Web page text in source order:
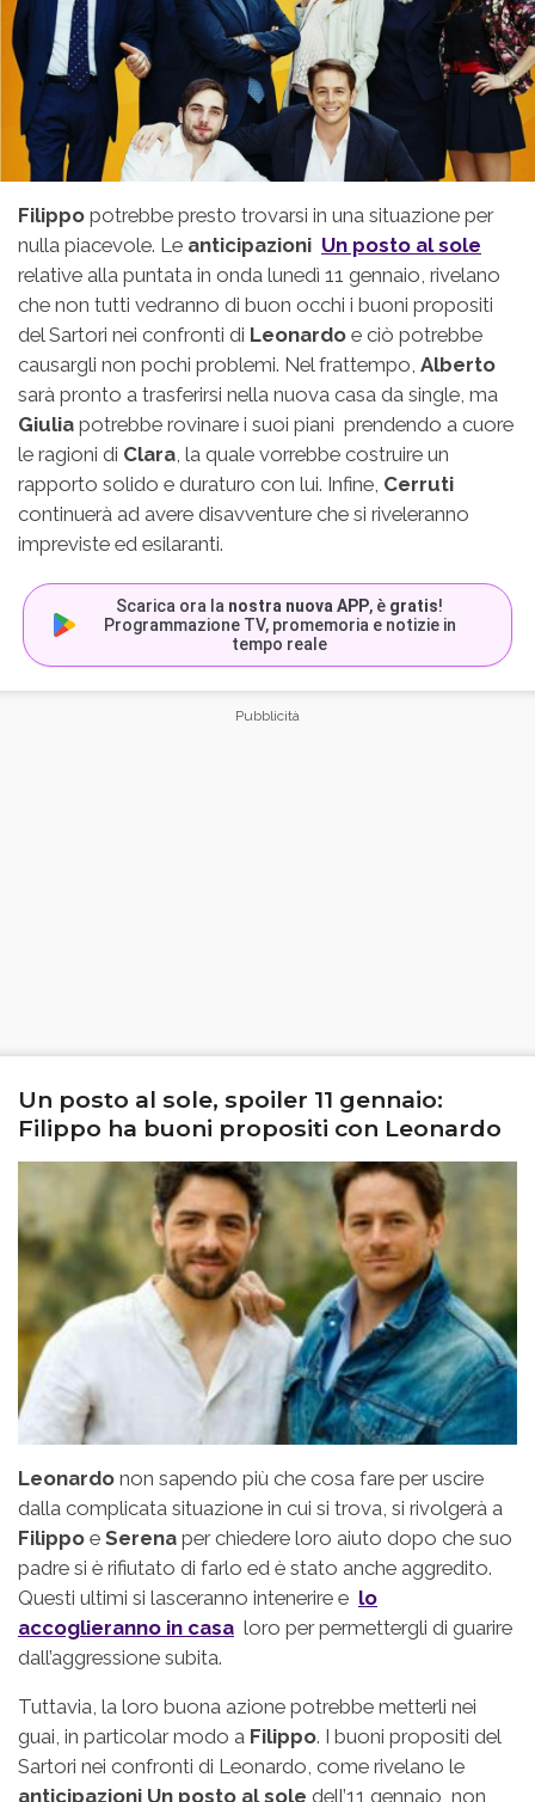
Filippo potrebbe presto trovarsi in una situazione per
nulla piacevole. Le anticipazioni Un posto al sole
relative alla puntata in onda lunedì 11 gennaio, rivelano
che non tutti vedranno di buon occhi i buoni propositi
del Sartori nei confronti di Leonardo e ciò potrebbe
causargli non pochi problemi. Nel frattempo, Alberto
sarà pronto a trasferirsi nella nuova casa da single, ma
Giulia potrebbe rovinare i suoi piani prendendo a cuore
le ragioni di Clara, la quale vorrebbe costruire un
rapporto solido e duraturo con lui. Infine, Cerruti
continuerà ad avere disavventure che si riveleranno
impreviste ed esilaranti.
Scarica ora la nostra nuova APP, è gratis!
Programmazione TV, promemoria e notizie in
tempo reale
Un posto al sole, spoiler 11 gennaio:
Filippo ha buoni propositi con Leonardo
Leonardo non sapendo più che cosa fare per uscire
dalla complicata situazione in cui si trova, si rivolgerà a
Filippo e Serena per chiedere loro aiuto dopo che suo
padre si è rifiutato di farlo ed è stato anche aggredito.
Questi ultimi si lasceranno intenerire e lo
accoglieranno in casa loro per permettergli di guarire
dall’aggressione subita.
Tuttavia, la loro buona azione potrebbe metterli nei
guai, in particolar modo a Filippo. I buoni propositi del
Sartori nei confronti di Leonardo, come rivelano le
anticipazioni Un posto al sole dell’11 gennaio, non